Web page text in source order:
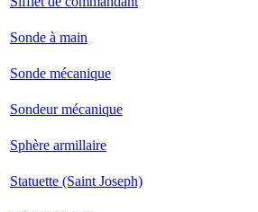
Sonde à main
Sonde mécanique
Sondeur mécanique
Sphère armillaire
Statuette (Saint Joseph)